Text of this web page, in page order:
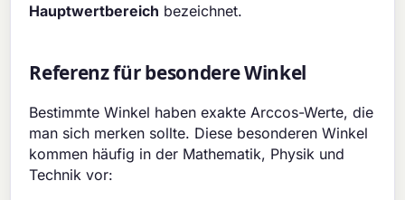
Hauptwertbereich bezeichnet.
Referenz für besondere Winkel
Bestimmte Winkel haben exakte Arccos-Werte, die
man sich merken sollte. Diese besonderen Winkel
kommen häufig in der Mathematik, Physik und
Technik vor: